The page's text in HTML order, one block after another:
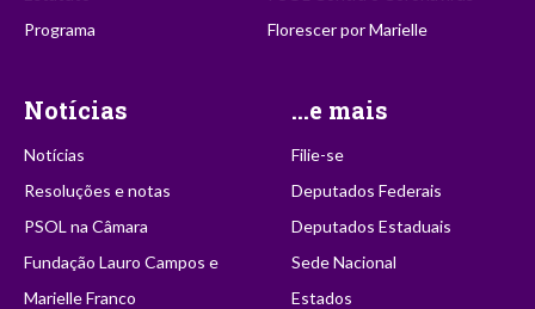
Programa
Florescer por Marielle
Notícias
Notícias
Resoluções e notas
PSOL na Câmara
Fundação Lauro Campos e
Marielle Franco
...e mais
Filie-se
Deputados Federais
Deputados Estaduais
Sede Nacional
Estados